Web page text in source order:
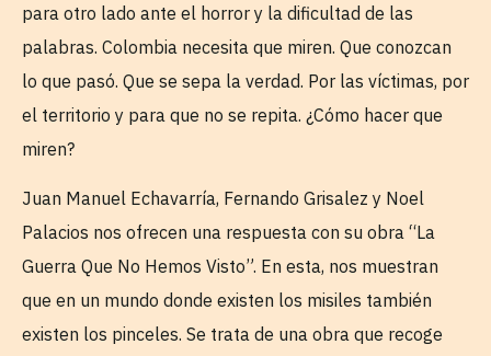
para otro lado ante el horror y la dificultad de las
palabras. Colombia necesita que miren. Que conozcan
lo que pasó. Que se sepa la verdad. Por las víctimas, por
el territorio y para que no se repita. ¿Cómo hacer que
miren?
Juan Manuel Echavarría, Fernando Grisalez y Noel
Palacios nos ofrecen una respuesta con su obra “La
Guerra Que No Hemos Visto”. En esta, nos muestran
que en un mundo donde existen los misiles también
existen los pinceles. Se trata de una obra que recoge